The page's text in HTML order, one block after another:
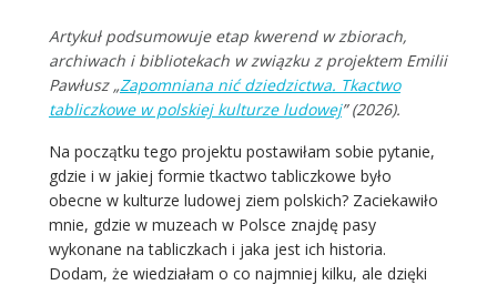
Artykuł podsumowuje etap kwerend w zbiorach,
archiwach i bibliotekach w związku z projektem Emilii
Pawłusz „Zapomniana nić dziedzictwa. Tkactwo
tabliczkowe w polskiej kulturze ludowej” (2026).
Na początku tego projektu postawiłam sobie pytanie,
gdzie i w jakiej formie tkactwo tabliczkowe było
obecne w kulturze ludowej ziem polskich? Zaciekawiło
mnie, gdzie w muzeach w Polsce znajdę pasy
wykonane na tabliczkach i jaka jest ich historia.
Dodam, że wiedziałam o co najmniej kilku, ale dzięki